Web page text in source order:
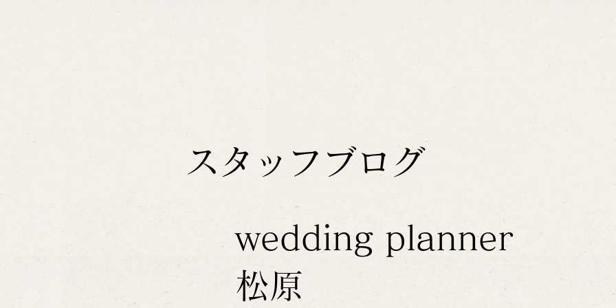
スタッフブログ
wedding planner
松原